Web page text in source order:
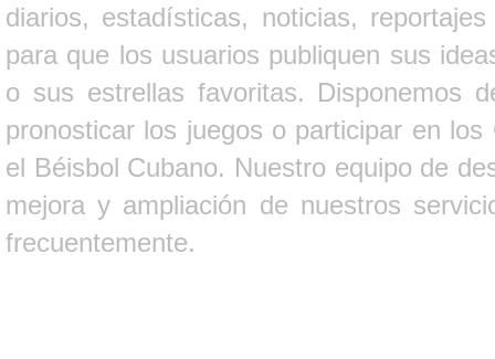
diarios, estadísticas, noticias,
para que los usuarios publiquen sus
o sus estrellas favoritas. Disponemos
pronosticar los juegos o participar en
el Béisbol Cubano. Nuestro equipo de
mejora y ampliación de nuestros
frecuentemente.